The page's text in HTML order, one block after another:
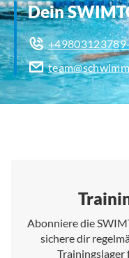
Dein
Abonniere die
sichere dir
Trainingslager